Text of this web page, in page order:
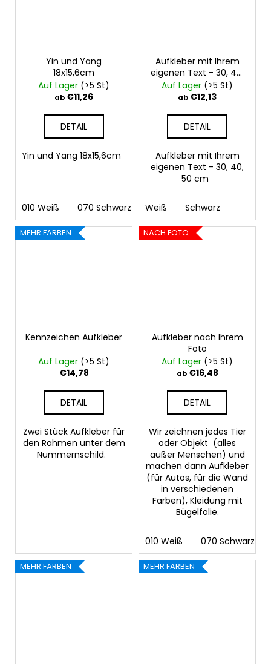
Yin und Yang
18x15,6cm
Auf Lager (>5 St)
ab €11,26
DETAIL
Yin und Yang 18x15,6cm
010 Weiß 070 Schwarz 090 Silber 091 Gold
Aufkleber mit Ihrem
eigenen Text - 30, 40,
50 cm
Auf Lager (>5 St)
ab €12,13
DETAIL
Aufkleber mit Ihrem
eigenen Text - 30, 40,
50 cm
Weiß Schwarz
MEHR FARBEN
Kennzeichen Aufkleber
Auf Lager (>5 St)
€14,78
DETAIL
Zwei Stück Aufkleber für
den Rahmen unter dem
Nummernschild.
NACH FOTO
Aufkleber nach Ihrem
Foto
Auf Lager (>5 St)
ab€16,48
DETAIL
Wir zeichnen jedes Tier
oder Objekt (alles
außer Menschen) und
machen dann Aufkleber
(für Autos, für die Wand
in verschiedenen
Farben), Kleidung mit
Bügelfolie.
010 Weiß 070 Schwarz
MEHR FARBEN MEHR FARBEN